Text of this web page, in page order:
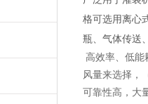
格可选用离心
瓶、气体传送
高效率、低能
风量来选择，
可靠性高，大